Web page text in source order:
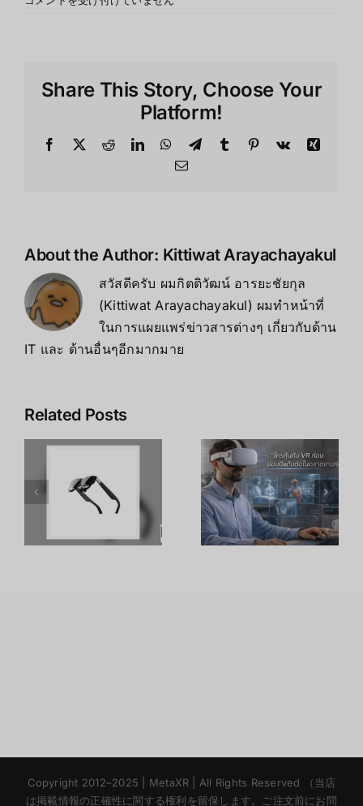
Share This Story, Choose Your
Platform!
Facebook
X RedditLinkedInWhatsApp
TelegramTumblr Pinterest
Vk
Xing
Email
About the Author: Kittiwat Arayachayakul
สวัสดีครับ ผมกิตติวัฒน์ อารยะชัยกุล
(Kittiwat Arayachayakul) ผมทำหน้าที่
ในการแผยแพร่ข่าวสารต่างๆ เกี่ยวกับด้าน
IT และ ด้านอื่นๆอีกมากมาย
Related Posts
Metaverse:
โอกาสทองที่
คุณเตรียมตัว
เพิ่ม
ประสิทธิภาพ
การเรียนรู้
ของพนักงาน
ด้วย
Copyright 2012–2025 | MetaXR | All Rights Reserved （当店
は掲載情報の正確性に関する権利を留保します。ご注文前にお問
Chinese